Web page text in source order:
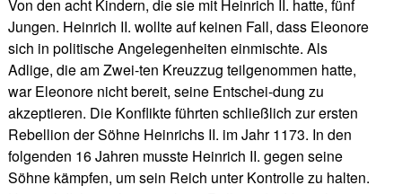
Von den acht Kindern, die sie mit Heinrich II. hatte, fünf
Jungen. Heinrich II. wollte auf keinen Fall, dass Eleonore
sich in politische Angelegenheiten einmischte. Als
Adlige, die am Zwei-ten Kreuzzug teilgenommen hatte,
war Eleonore nicht bereit, seine Entschei-dung zu
akzeptieren. Die Konflikte führten schließlich zur ersten
Rebellion der Söhne Heinrichs II. im Jahr 1173. In den
folgenden 16 Jahren musste Heinrich II. gegen seine
Söhne kämpfen, um sein Reich unter Kontrolle zu halten.